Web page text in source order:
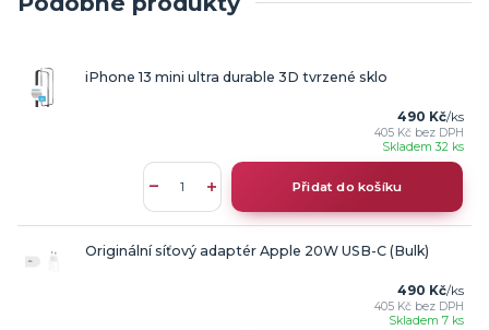
iPhone 13 mini ultra durable 3D tvrzené sklo
490 Kč/ks
405 Kč bez DPH
Skladem 32 ks
Přidat do košíku
Originální síťový adaptér Apple 20W USB-C (Bulk)
490 Kč/ks
405 Kč bez DPH
Skladem 7 ks